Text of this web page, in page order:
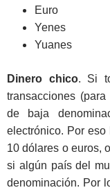
Euro
Yenes
Yuanes
Dinero chico. Si
transacciones
de baja
electrónico. Por
10 dólares o euros,
si algún país del
denominación. Por